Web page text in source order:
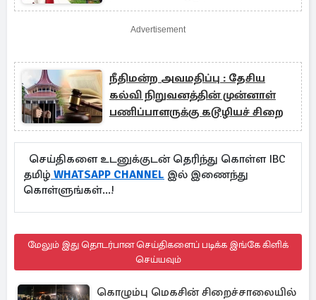
படுத்திய மாணவர்கள்
Advertisement
நீதிமன்ற அவமதிப்பு : தேசிய
கல்வி நிறுவனத்தின் முன்னாள்
பணிப்பாளருக்கு கடூழியச் சிறை
செய்திகளை உடனுக்குடன் தெரிந்து கொள்ள IBC
தமிழ் WHATSAPP CHANNEL இல் இணைந்து
கொள்ளுங்கள்...!
மேலும் இது தொடர்பான செய்திகளைப் படிக்க இங்கே கிளிக்
செய்யவும்
கொழும்பு மெகசின் சிறைச்சாலையில்